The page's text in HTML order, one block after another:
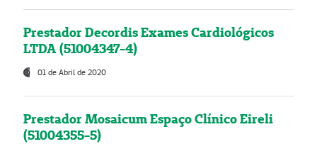
Prestador Decordis Exames Cardiológicos
LTDA (51004347-4)
01 de Abril de 2020
Prestador Mosaicum Espaço Clínico Eireli
(51004355-5)